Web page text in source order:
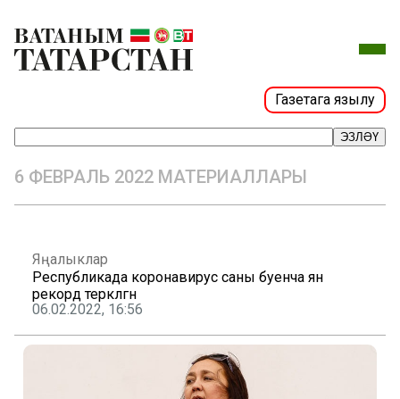
Газетага язылу
ЭЗЛӘҮ
6 ФЕВРАЛЬ 2022 МАТЕРИАЛЛАРЫ
Яңалыклар
Республикада коронавирус саны буенча янә
рекорд теркәлгән
06.02.2022, 16:56